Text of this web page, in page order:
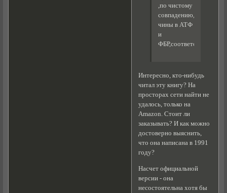
,по чистому
совпадению,бывшие
чины в АТФ
и
ФБР,соответственно.
Интересно, кто-нибудь
читал эту книгу? На
просторах сети найти не
удалось, только на
Amazon. Стоит ли
заказывать? И как можно
достоверно выяснить,
что она написана в 1991
году?
Насчет официальной
версии - она
несостоятельна хотя бы